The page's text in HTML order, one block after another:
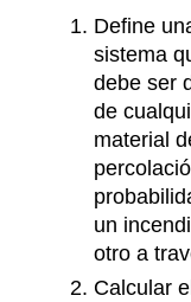
Define
sistema
debe ser
de
material
un
otro a
Calcular